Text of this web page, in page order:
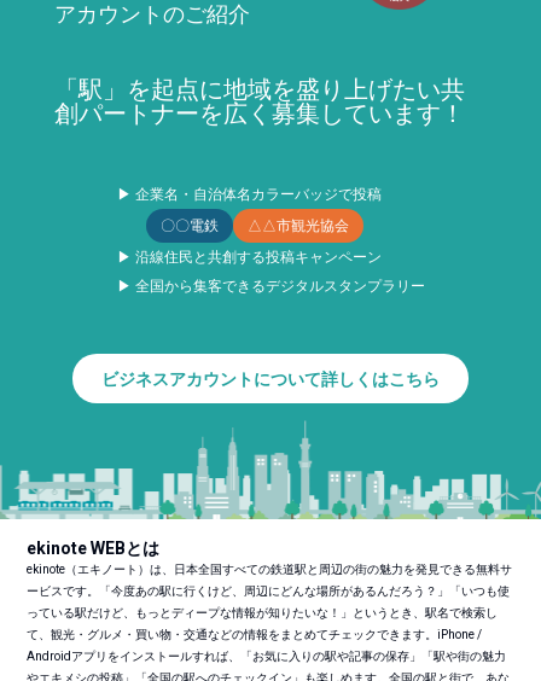
アカウントのご紹介
「駅」を起点に地域を盛り上げたい共
創パートナーを広く募集しています！
▶ 企業名・自治体名カラーバッジで投稿
〇〇電鉄
△△市観光協会
▶ 沿線住民と共創する投稿キャンペーン
▶ 全国から集客できるデジタルスタンプラリー
ビジネスアカウントについて詳しくはこちら
ekinote WEBとは
ekinote（エキノート）は、日本全国すべての鉄道駅と周辺の街の魅力を発見できる無料サ
ービスです。「今度あの駅に行くけど、周辺にどんな場所があるんだろう？」「いつも使
っている駅だけど、もっとディープな情報が知りたいな！」というとき、駅名で検索し
て、観光・グルメ・買い物・交通などの情報をまとめてチェックできます。iPhone /
Androidアプリをインストールすれば、「お気に入りの駅や記事の保存」「駅や街の魅力
やエキメシの投稿」「全国の駅へのチェックイン」も楽しめます。全国の駅と街で、あな